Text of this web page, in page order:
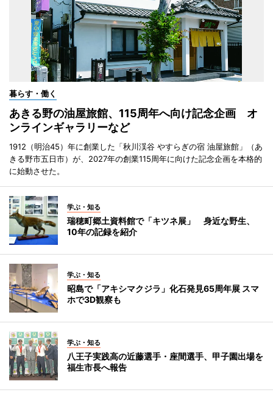
暮らす・働く
あきる野の油屋旅館、115周年へ向け記念企画 オ
ンラインギャラリーなど
1912（明治45）年に創業した「秋川渓谷 やすらぎの宿 油屋旅館」（あ
きる野市五日市）が、2027年の創業115周年に向けた記念企画を本格的
に始動させた。
学ぶ・知る
瑞穂町郷土資料館で「キツネ展」 身近な野生、
10年の記録を紹介
学ぶ・知る
昭島で「アキシマクジラ」化石発見65周年展 スマ
ホで3D観察も
学ぶ・知る
八王子実践高の近藤選手・座間選手、甲子園出場を
福生市長へ報告